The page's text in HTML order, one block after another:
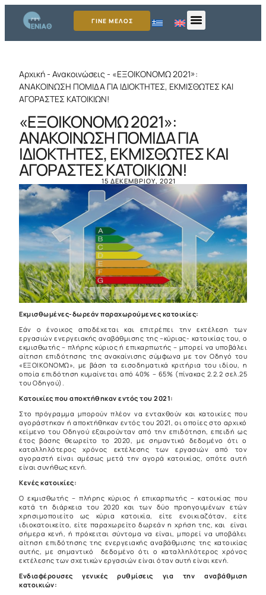
ΓΙΝΕ ΜΕΛΟΣ
Αρχική- Ανακοινώσεις - «ΕΞΟΙΚΟΝΟΜΩ 2021»:
ΑΝΑΚΟΙΝΩΣΗ ΠΟΜΙΔΑ ΓΙΑ ΙΔΙΟΚΤΗΤΕΣ, ΕΚΜΙΣΘΩΤΕΣ ΚΑΙ
ΑΓΟΡΑΣΤΕΣ ΚΑΤΟΙΚΙΩΝ!
«ΕΞΟΙΚΟΝΟΜΩ 2021»:
ΑΝΑΚΟΙΝΩΣΗ ΠΟΜΙΔΑ ΓΙΑ
ΙΔΙΟΚΤΗΤΕΣ, ΕΚΜΙΣΘΩΤΕΣ ΚΑΙ
ΑΓΟΡΑΣΤΕΣ ΚΑΤΟΙΚΙΩΝ!
15 ΔΕΚΕΜΒΡΊΟΥ, 2021
Εκμισθωμένες-δωρεάν παραχωρούμενες κατοικίες:
Εάν ο ένοικος αποδέχεται και επιτρέπει την εκτέλεση των
εργασιών ενεργειακής αναβάθμισης της –κύριας- κατοικίας του, ο
εκμισθωτής – πλήρης κύριος ή επικαρπωτής – μπορεί να υποβάλει
αίτηση επιδότησης της ανακαίνισης σύμφωνα με τον Οδηγό του
«ΕΞΟΙΚΟΝΟΜΩ», με βάση τα εισοδηματικά κριτήρια του ιδίου, η
οποία επιδότηση κυμαίνεται από 40% – 65% (πίνακας 2.2.2 σελ.25
του Οδηγού).
Κατοικίες που αποκτήθηκαν εντός του 2021:
Στο πρόγραμμα μπορούν πλέον να ενταχθούν και κατοικίες που
αγοράστηκαν ή αποκτήθηκαν εντός του 2021, οι οποίες στο αρχικό
κείμενο του Οδηγού εξαιρούνταν από την επιδότηση, επειδή ως
έτος βάσης θεωρείτο το 2020, με σημαντικό δεδομένο ότι ο
καταλληλότερος χρόνος εκτέλεσης των εργασιών από τον
αγοραστή είναι αμέσως μετά την αγορά κατοικίας, οπότε αυτή
είναι συνήθως κενή.
Κενές κατοικίες:
Ο εκμισθωτής – πλήρης κύριος ή επικαρπωτής – κατοικίας που
κατά τη διάρκεια του 2020 και των δύο προηγουμένων ετών
χρησιμοποιείτο ως κύρια κατοικία, είτε ενοικιαζόταν, είτε
ιδιοκατοικείτο, είτε παραχωρείτο δωρεάν η χρήση της, και είναι
σήμερα κενή, ή πρόκειται σύντομα να είναι, μπορεί να υποβάλει
αίτηση επιδότησης της ενεργειακής αναβάθμισης της κατοικίας
αυτής, με σημαντικό δεδομένο ότι ο καταλληλότερος χρόνος
εκτέλεσης των σχετικών εργασιών είναι όταν αυτή είναι κενή.
Ενδιαφέρουσες γενικές ρυθμίσεις για την αναβάθμιση
κατοικιών: